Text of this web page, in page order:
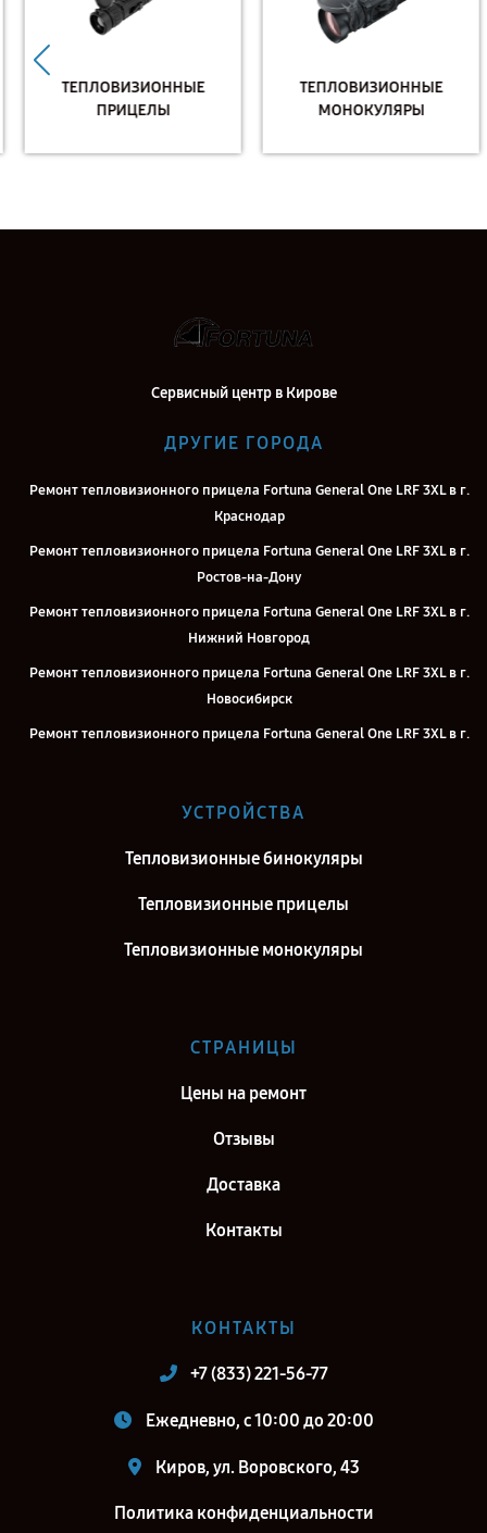
ТЕПЛОВИЗИОННЫЕ
ПРИЦЕЛЫ
ТЕПЛОВИЗИОННЫЕ
МОНОКУЛЯРЫ
Сервисный центр в Кирове
ДРУГИЕ ГОРОДА
Ремонт тепловизионного прицела Fortuna General One LRF 3XL в г.
Краснодар
Ремонт тепловизионного прицела Fortuna General One LRF 3XL в г.
Ростов-на-Дону
Ремонт тепловизионного прицела Fortuna General One LRF 3XL в г.
Нижний Новгород
Ремонт тепловизионного прицела Fortuna General One LRF 3XL в г.
Новосибирск
Ремонт тепловизионного прицела Fortuna General One LRF 3XL в г.
Екатеринбург
Ремонт тепловизионного прицела Fortuna General One LRF 3XL в г.
Ремонт тепловизионного прицела Fortuna General One LRF 3XL в г.
Воронеж
Ремонт тепловизионного прицела Fortuna General One LRF 3XL в г.
Ремонт тепловизионного прицела Fortuna General One LRF 3XL в г.
Санкт-Петербург
УСТРОЙСТВА
Тепловизионные бинокуляры
Тепловизионные прицелы
Тепловизионные монокуляры
СТРАНИЦЫ
Цены на ремонт
Отзывы
Доставка
Контакты
КОНТАКТЫ
+7 (833) 221-56-77
Ежедневно, с 10:00 до 20:00
Киров, ул. Воровского, 43
Политика конфиденциальности